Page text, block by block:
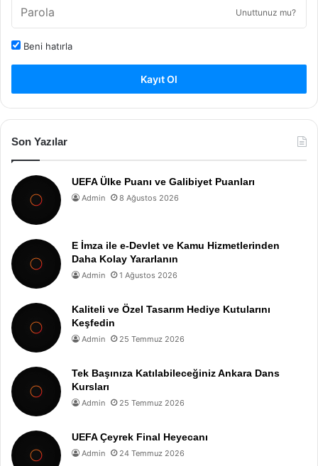
Unuttunuz mu?
Beni hatırla
Kayıt Ol
Son Yazılar
UEFA Ülke Puanı ve Galibiyet Puanları
Admin 8 Ağustos 2026
E İmza ile e-Devlet ve Kamu Hizmetlerinden
Daha Kolay Yararlanın
Admin 1 Ağustos 2026
Kaliteli ve Özel Tasarım Hediye Kutularını
Keşfedin
Admin 25 Temmuz 2026
Tek Başınıza Katılabileceğiniz Ankara Dans
Kursları
Admin 25 Temmuz 2026
UEFA Çeyrek Final Heyecanı
Admin 24 Temmuz 2026